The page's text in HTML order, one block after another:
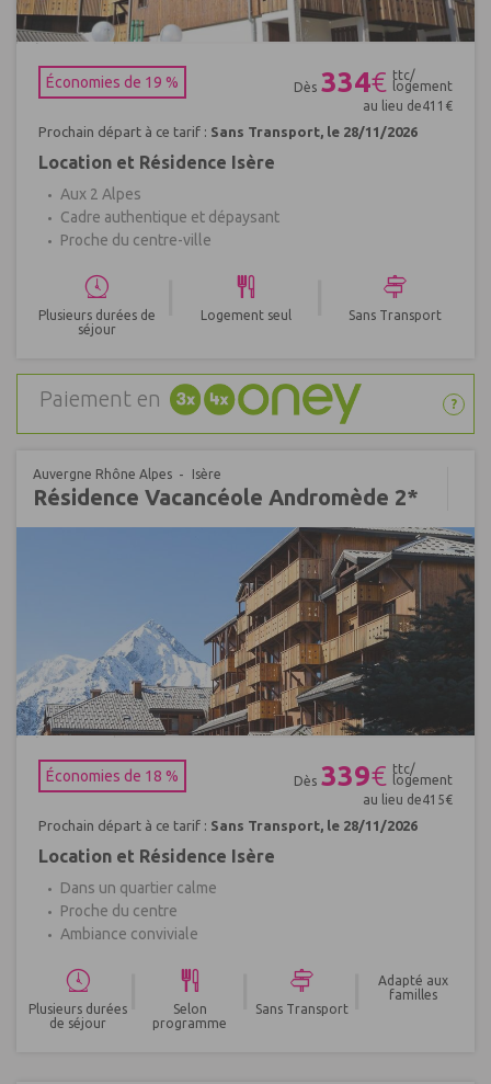
Économies de 19 %
Dès 334€ ttc/
logement
au lieu de411 €
Prochain départ à ce tarif : Sans Transport, le 28/11/2026
Location et Résidence Isère
Aux 2 Alpes
Cadre authentique et dépaysant
Proche du centre-ville
Plusieurs durées de
séjour
Logement seul Sans Transport
Paiement en ?
Auvergne Rhône Alpes Isère
Résidence Vacancéole Andromède 2*
Économies de 18 %
Dès 339€ ttc/
logement
au lieu de415€
Prochain départ à ce tarif : Sans Transport, le 28/11/2026
Location et Résidence Isère
Dans un quartier calme
Proche du centre
Ambiance conviviale
Plusieurs durées
de séjour
Selon
programme
Sans Transport
Adapté aux
familles